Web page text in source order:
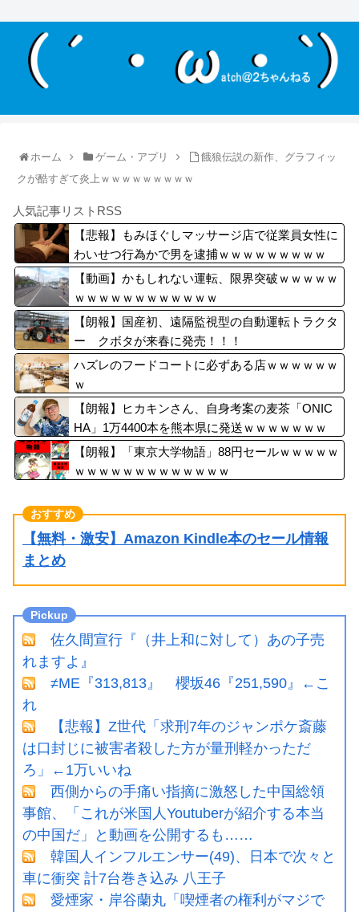
ホーム ゲーム・アプリ
餓狼伝説の新作、グラフィッ
クが酷すぎて炎上ｗｗｗｗｗｗｗｗｗ
人気記事リストRSS
【悲報】もみほぐしマッサージ店で従業員女性に
わいせつ行為かで男を逮捕ｗｗｗｗｗｗｗｗｗ
【動画】かもしれない運転、限界突破ｗｗｗｗｗ
ｗｗｗｗｗｗｗｗｗｗｗｗ
【朗報】国産初、遠隔監視型の自動運転トラクタ
ー クボタが来春に発売！！！
ハズレのフードコートに必ずある店ｗｗｗｗｗｗ
ｗ
【朗報】ヒカキンさん、自身考案の麦茶「ONIC
HA」1万4400本を熊本県に発送ｗｗｗｗｗｗｗ
【朗報】「東京大学物語」88円セールｗｗｗｗｗ
ｗｗｗｗｗｗｗｗｗｗｗｗｗ
【無料・激安】Amazon Kindle本のセール情報
まとめ
佐久間宣行『（井上和に対して）あの子売
れますよ』
≠ME『313,813』 櫻坂46『251,590』←こ
れ
【悲報】Z世代「求刑7年のジャンポケ斎藤
は口封じに被害者殺した方が量刑軽かっただ
ろ」←1万いいね
西側からの手痛い指摘に激怒した中国総領
事館、「これが米国人Youtuberが紹介する本当
の中国だ」と動画を公開するも……
韓国人インフルエンサー(49)、日本で次々と
車に衝突 計7台巻き込み 八王子
愛煙家・岸谷蘭丸「喫煙者の権利がマジで